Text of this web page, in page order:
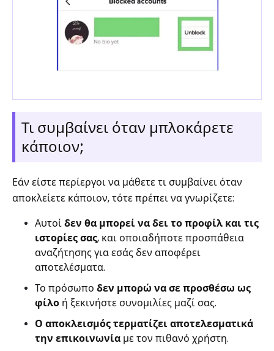
Τι συμβαίνει όταν μπλοκάρετε
κάποιον;
Εάν είστε περίεργοι να μάθετε τι συμβαίνει όταν
αποκλείετε κάποιον, τότε πρέπει να γνωρίζετε:
Αυτοίδεν θα μπορεί να δει το προφίλ και τις
ιστορίες σας, και οποιαδήποτε προσπάθεια
αναζήτησης για εσάς δεν αποφέρει
αποτελέσματα.
Το πρόσωπο δεν μπορώ να σε προσθέσω ως
φίλο ή ξεκινήστε συνομιλίες μαζί σας.
Ο αποκλεισμός τερματίζει αποτελεσματικά
την επικοινωνία με τον πιθανό χρήστη.